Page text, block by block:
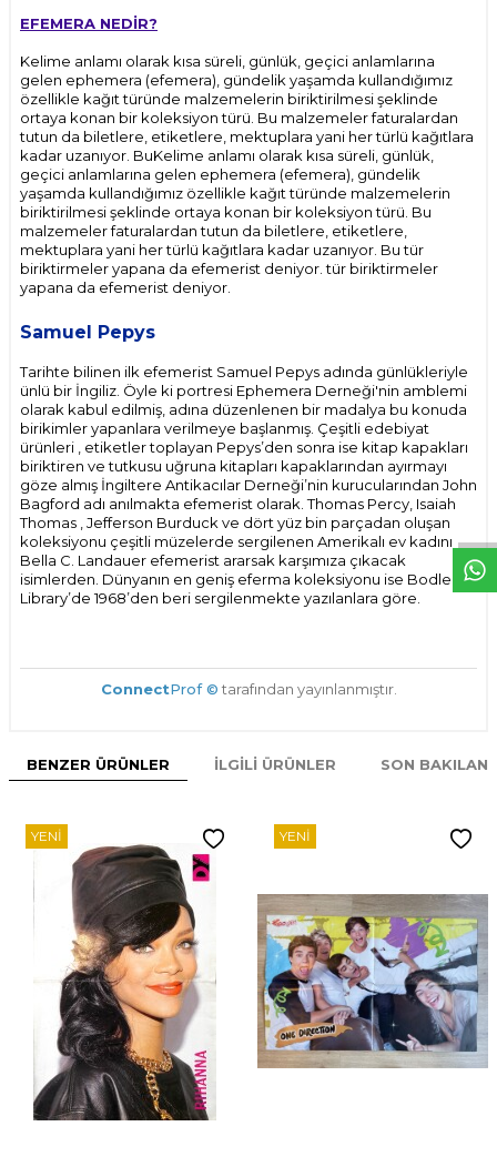
W
h
t
s
p
p
D
e
s
e
H
a
t
t
EFEMERA NEDİR?
Kelime anlamı olarak kısa süreli, günlük, geçici anlamlarına
gelen ephemera (efemera), gündelik yaşamda kullandığımız
özellikle kağıt türünde malzemelerin biriktirilmesi şeklinde
ortaya konan bir koleksiyon türü. Bu malzemeler faturalardan
tutun da biletlere, etiketlere, mektuplara yani her türlü kağıtlara
kadar uzanıyor. BuKelime anlamı olarak kısa süreli, günlük,
geçici anlamlarına gelen ephemera (efemera), gündelik
yaşamda kullandığımız özellikle kağıt türünde malzemelerin
biriktirilmesi şeklinde ortaya konan bir koleksiyon türü. Bu
malzemeler faturalardan tutun da biletlere, etiketlere,
mektuplara yani her türlü kağıtlara kadar uzanıyor. Bu tür
biriktirmeler yapana da efemerist deniyor. tür biriktirmeler
yapana da efemerist deniyor.
Samuel Pepys
Tarihte bilinen ilk efemerist Samuel Pepys adında günlükleriyle
ünlü bir İngiliz. Öyle ki portresi Ephemera Derneği'nin amblemi
olarak kabul edilmiş, adına düzenlenen bir madalya bu konuda
birikimler yapanlara verilmeye başlanmış. Çeşitli edebiyat
ürünleri , etiketler toplayan Pepys’den sonra ise kitap kapakları
biriktiren ve tutkusu uğruna kitapları kapaklarından ayırmayı
göze almış İngiltere Antikacılar Derneği’nin kurucularından John
Bagford adı anılmakta efemerist olarak. Thomas Percy, Isaiah
Thomas , Jefferson Burduck ve dört yüz bin parçadan oluşan
koleksiyonu çeşitli müzelerde sergilenen Amerikalı ev kadını
Bella C. Landauer efemerist ararsak karşımıza çıkacak
isimlerden. Dünyanın en geniş eferma koleksiyonu ise Bodleian
Library’de 1968’den beri sergilenmekte yazılanlara göre.
ConnectProf © tarafından yayınlanmıştır.
BENZER ÜRÜNLER İLGILI ÜRÜNLER SON
YENI YENI